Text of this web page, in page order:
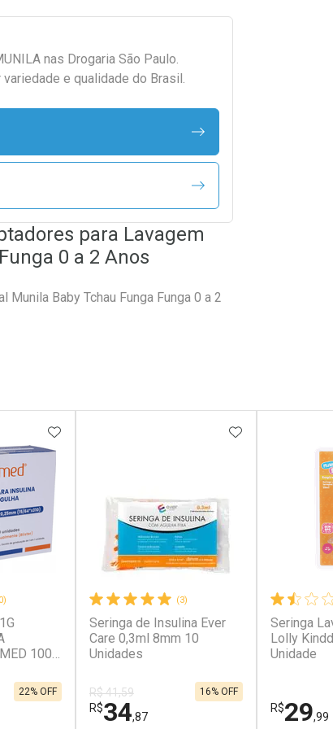
nas Drogaria São Paulo.
e qualidade do Brasil.
para Lavagem
0 a 2 Anos
Baby Tchau Funga Funga 0 a 2
100
22% OFF
ADICIONAR AOS FAVORITOS
(3)
Seringa de Insulina Ever
Care 0,3ml 8mm 10
Unidades
R$ 41,59
R$34,87
16% OFF
ADICIONAR
Seringa
Lolly
Unidade
R$29,99